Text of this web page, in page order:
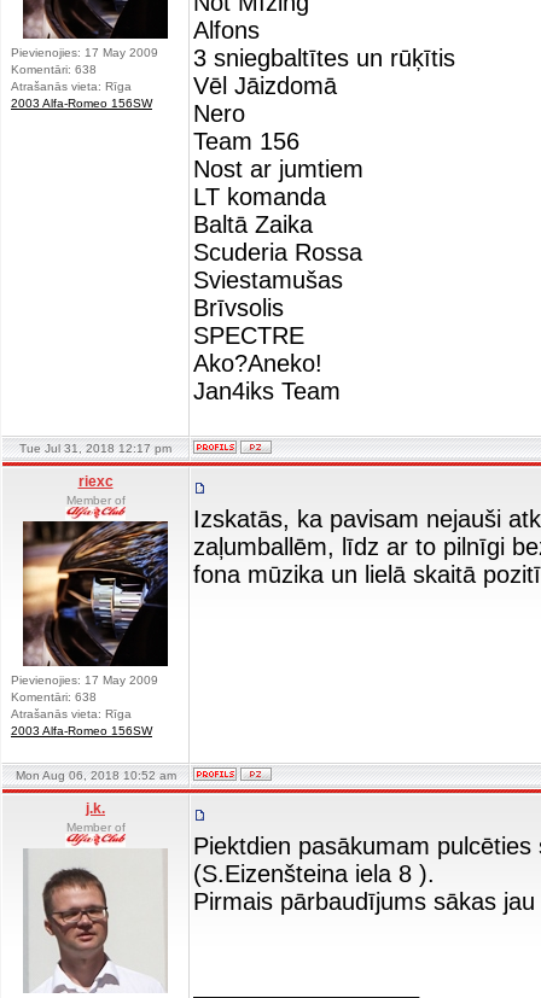
Pievienojies: 17 May 2009
Komentāri: 638
Atrašanās vieta: Rīga
2003 Alfa-Romeo 156SW
Alfons
3 sniegbaltītes un rūķītis
Vēl Jāizdomā
Nero
Team 156
Nost ar jumtiem
LT komanda
Baltā Zaika
Scuderia Rossa
Sviestamušas
Brīvsolis
SPECTRE
Ako?Aneko!
Jan4iks Team
Tue Jul 31, 2018 12:17 pm
riexc
Member of
Pievienojies: 17 May 2009
Komentāri: 638
Atrašanās vieta: Rīga
2003 Alfa-Romeo 156SW
Izskatās, ka pavisam nejauši
zaļumballēm, līdz ar to pilnīgi
fona mūzika un lielā skaitā
Mon Aug 06, 2018 10:52 am
j.k.
Member of
Piektdien pasākumam
(S.Eizenšteina iela 8 ).
Pirmais pārbaudījums sākas